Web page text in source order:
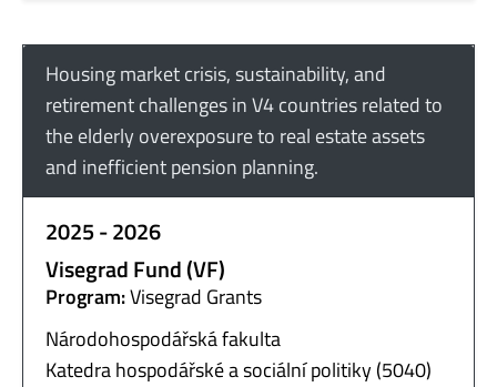
Housing market crisis, sustainability, and
retirement challenges in V4 countries related to
the elderly overexposure to real estate assets
and inefficient pension planning.
2025 - 2026
Visegrad Fund (VF)
Program:Visegrad Grants
Národohospodářská fakulta
Katedra hospodářské a sociální politiky (5040)